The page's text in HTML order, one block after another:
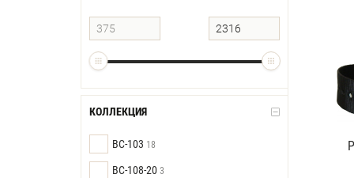
КОЛЛЕКЦИЯ
BC-103 18
BC-108-20 3